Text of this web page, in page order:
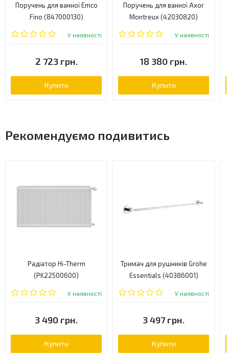
Поручень для ванної Emco
Fino (847000130)
У наявності
2 723 грн.
Купити
Поручень для ванної Axor
Montreux (42030820)
У наявності
18 380 грн.
Купити
Рекомендуємо подивитись
Радіатор Hi-Therm
(PK22500600)
У наявності
3 490 грн.
Купити
Тримач для рушників Grohe
Essentials (40386001)
У наявності
3 497 грн.
Купити